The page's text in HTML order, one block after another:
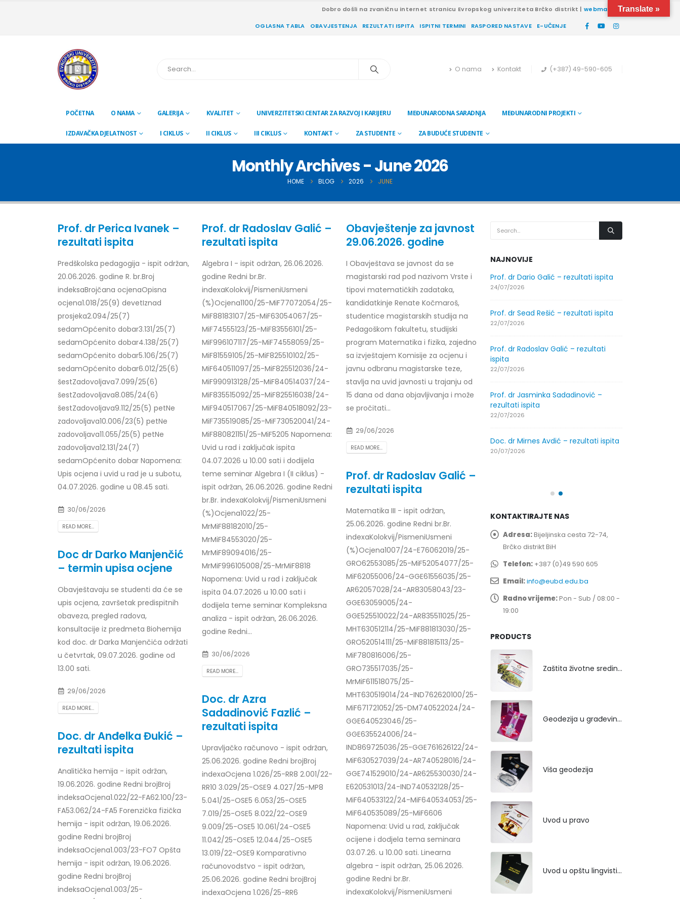
Dobro došli na zvaničnu internet stranicu Evropskog univerziteta Brčko distrikt |webmail
OGLASNA TABLA OBAVJESTENJA REZULTATI ISPITA ISPITNI TERMINI RASPORED NASTAVE E-UČENJE
O nama Kontakt (+387) 49-590-605
POČETNA O NAMA GALERIJA KVALITET UNIVERZITETSKI CENTAR ZA RAZVOJ I KARIJERU MEĐUNARODNA SARADNJA MEĐUNARODNI PROJEKTI
IZDAVAČKA DJELATNOST I CIKLUS II CIKLUS III CIKLUS KONTAKT ZA STUDENTE ZA BUDUĆE STUDENTE
Monthly Archives - June 2026
HOME BLOG 2026 JUNE
Prof. dr Perica Ivanek –
rezultati ispita
Predškolska pedagogija - ispit održan,
20.06.2026. godine R. br.Broj
indeksaBrojčana ocjenaOpisna
ocjena1.018/25(9) devetIznad
prosjeka2.094/25(7)
sedamOpćenito dobar3.131/25(7)
sedamOpćenito dobar4.138/25(7)
sedamOpćenito dobar5.106/25(7)
sedamOpćenito dobar6.012/25(6)
šestZadovoljava7.099/25(6)
šestZadovoljava8.085/24(6)
šestZadovoljava9.112/25(5) petNe
zadovoljava10.006/23(5) petNe
zadovoljava11.055/25(5) petNe
zadovoljava12.131/24(7)
sedamOpćenito dobar Napomena:
Upis ocjena i uvid u rad je u subotu,
04.07.2026. godine u 08.45 sati.
30/06/2026
READ MORE...
Prof. dr Radoslav Galić –
rezultati ispita
Algebra I - ispit održan, 26.06.2026.
godine Redni br.Br.
indexaKolokvij/PismeniUsmeni
(%)Ocjena1100/25-MiF77072054/25-
MiF88183107/25-MiF63054067/25-
MiF74555123/25-MiF83556101/25-
MiF996107117/25-MiF74558059/25-
MiF81559105/25-MiF825510102/25-
MiF640511097/25-MiF825512036/24-
MiF990913128/25-MiF840514037/24-
MiF835515092/25-MiF825516038/24-
MiF940517067/25-MiF840518092/23-
MiF735519085/25-MiF730520041/24-
MiF880821151/25-MiF5205 Napomena:
Uvid u rad i zaključak ispita
04.07.2026 u 10.00 sati i dodijela
teme seminar Algebra I (II ciklus) -
ispit održan, 26.06.2026. godine Redni
br.Br. indexaKolokvij/PismeniUsmeni
(%)Ocjena1022/25-
MrMiF88182010/25-
MrMiF84553020/25-
MrMiF89094016/25-
MrMiF996105008/25-MrMiF8818
Napomena: Uvid u rad i zaključak
ispita 04.07.2026 u 10.00 sati i
dodijela teme seminar Kompleksna
analiza - ispit održan, 26.06.2026.
godine Redni...
30/06/2026
READ MORE...
Obavještenje za javnost
29.06.2026. godine
I Obavještava se javnost da se
magistarski rad pod nazivom Vrste i
tipovi matematičkih zadataka,
kandidatkinje Renate Kočmaroš,
studentice magistarskih studija na
Pedagoškom fakultetu, studijski
program Matematika i fizika, zajedno
sa izvještajem Komisije za ocjenu i
javnu odbranu magistarske teze,
stavlja na uvid javnosti u trajanju od
15 dana od dana objavljivanja i može
se pročitati...
29/06/2026
READ MORE...
Prof. dr Radoslav Galić –
rezultati ispita
Matematika III - ispit održan,
25.06.2026. godine Redni br.Br.
indexaKolokvij/PismeniUsmeni
(%)Ocjena1007/24-E76062019/25-
GRO62553085/25-MiF52054077/25-
MiF62055006/24-GGE61556035/25-
AR62057028/24-AR83058043/23-
GGE63059005/24-
GGE525510022/24-AR835511025/25-
MHT630512114/25-MiF881813030/25-
GRO520514111/25-MiF881815113/25-
MiF780816006/25-
GRO735517035/25-
MrMiF611518075/25-
MHT630519014/24-IND762620100/25-
MiF671721052/25-DM740522024/24-
GGE640523046/25-
GGE635524006/24-
IND869725036/25-GGE761626122/24-
MiF630527039/24-AR740528016/24-
GGE741529010/24-AR625530030/24-
E620531013/24-IND740532128/25-
MiF640533122/24-MiF640534053/25-
MiF640535089/25-MiF6606
Napomena: Uvid u rad, zaključak
ocijene i dodjela tema seminara
03.07.26. u 10.00 sati. Linearna
algebra - ispit održan, 25.06.2026.
godine Redni br.Br.
indexaKolokvij/PismeniUsmeni
Doc dr Darko Manjenčić
– termin upisa ocjene
Obavještavaju se studenti da će se
upis ocjena, završetak predispitnih
obaveza, pregled radova,
konsultacije iz predmeta Biohemija
kod doc. dr Darka Manjenčića održati
u četvrtak, 09.07.2026. godine od
13.00 sati.
29/06/2026
READ MORE...
Doc. dr Azra
Sadadinović Fazlić –
rezultati ispita
Upravljačko računovo - ispit održan,
25.06.2026. godine Redni brojBroj
indexaOcjena 1.026/25-RR8 2.001/22-
RR10 3.029/25-OSE9 4.027/25-MP8
5.041/25-OSE5 6.053/25-OSE5
7.019/25-OSE5 8.022/22-OSE9
9.009/25-OSE5 10.061/24-OSE5
11.042/25-OSE5 12.044/25-OSE5
13.019/22-OSE9 Komparativno
računovodstvo - ispit održan,
25.06.2026. godine Redni brojBroj
indexaOcjena 1.026/25-RR6
Doc. dr Anđelka Đukić –
rezultati ispita
Analitička hemija - ispit održan,
19.06.2026. godine Redni brojBroj
indeksaOcjena1.022/22-FA62.100/23-
FA53.062/24-FA5 Forenzička fizička
hemija - ispit održan, 19.06.2026.
godine Redni brojBroj
indeksaOcjena1.003/23-FO7 Opšta
hemija - ispit održan, 19.06.2026.
godine Redni brojBroj
indeksaOcjena1.003/25-
NAJNOVIJE
Obavještenje za javnost 30.07.2026.
godine
Obavještenje za javnost 30.07.2026.
godine
30/07/2026
Prof. dr Srđan Marinković – rezultati
ispita
Prof. dr Azijada Beganlić – rezultati
ispita
29/07/2026
Prof. dr Esed Karić – rezultati ispita
25/07/2026
Prof. dr Dario Galić – rezultati ispita
24/07/2026
Prof. dr Sead Rešić – rezultati ispita
Prof. dr Radoslav Galić – rezultati
ispita
22/07/2026
Prof. dr Jasminka Sadadinović –
rezultati ispita
Doc. dr Mirnes Avdić – rezultati ispita
20/07/2026
Obavještenje za javnost 30.07.2026.
godine
Obavještenje za javnost 30.07.2026.
godine
30/07/2026
Prof. dr Srđan Marinković – rezultati
ispita
Prof. dr Azijada Beganlić – rezultati
ispita
29/07/2026
25/07/2026
Prof. dr Dario Galić – rezultati ispita
24/07/2026
Prof. dr Sead Rešić – rezultati ispita
22/07/2026
Prof. dr Radoslav Galić – rezultati
ispita
22/07/2026
Prof. dr Jasminka Sadadinović –
rezultati ispita
22/07/2026
Doc. dr Mirnes Avdić – rezultati ispita
20/07/2026
KONTAKTIRAJTE NAS
Adresa:Bijeljinska cesta 72-74,
Brčko distrikt BiH
Telefon: +387 (0)49 590 605
Email:info@eubd.edu.ba
Radno vrijeme:Pon - Sub / 08:00 -
19:00
PRODUCTS
Zaštita životne sredine rekultivacijom odlagališta
Geodezija u građevinarstvu
Viša geodezija
Uvod u pravo
Uvod u opštu lingvistiku
Translate »